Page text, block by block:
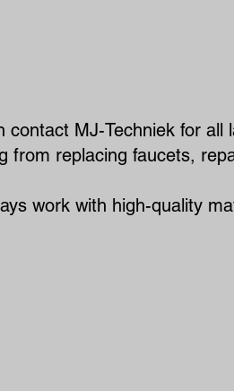
contact MJ-Techniek for
from replacing faucets,
work with high-quality